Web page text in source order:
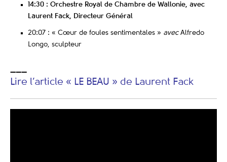
14:30 : Orchestre Royal de Chambre de Wallonie, avec
Laurent Fack, Directeur Général
20:07 : « Cœur de foules sentimentales » avec Alfredo
Longo, sculpteur
Lire l’article « LE BEAU » de Laurent Fack